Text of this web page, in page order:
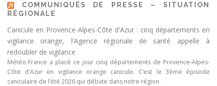
COMMUNIQUÉS DE PRESSE – SITUATION
RÉGIONALE
Canicule en Provence-Alpes-Côte d'Azur : cinq départements en
vigilance orange, l'Agence régionale de santé appelle à
redoubler de vigilance
Météo-France a placé ce jour cinq départements de Provence-Alpes-
Côte d'Azur en vigilance orange canicule. C’est le 3ème épisode
caniculaire de l’été 2026 qui débute dans notre région.